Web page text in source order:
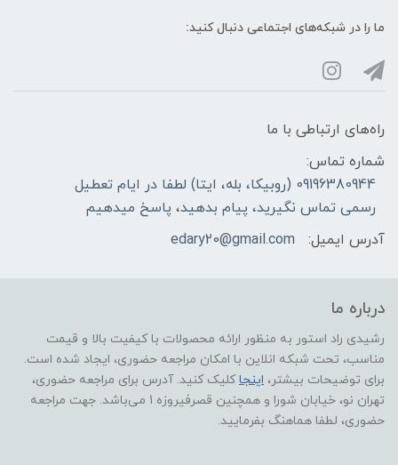
ما را در شبکه‌های اجتماعی دنبال کنید:
راه‌های ارتباطی با ما
شماره تماس:
09196380944 (روبیکا، بله، ایتا) لطفا در ایام تعطیل
رسمی تماس نگیرید، پیام بدهید، پاسخ میدهیم
آدرس ایمیل:
edary20@gmail.com
درباره ما
رشیدی راد استور به منظور ارائه محصولات با کیفیت بالا و قیمت
مناسب، تحت شبکه انلاین با امکان مراجعه حضوری، ایجاد شده است.
برای توضیحات بیشتر، اینجاکلیک کنید. آدرس برای مراجعه حضوری،
تهران نو، خیابان شورا و همچنین قصرفیروزه 1 می‌باشد. جهت مراجعه
حضوری، لطفا هماهنگ بفرمایید.